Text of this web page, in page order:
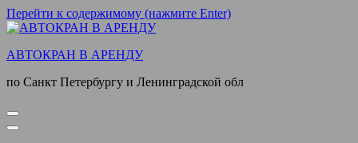
Перейти к содержимому (нажмите Enter)
АВТОКРАН В АРЕНДУ
по Санкт Петербургу и Ленинградской обл